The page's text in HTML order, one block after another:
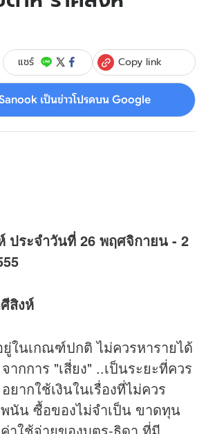
แชร์ Copy link
เป็นข่าวโปรดบน Google
ประจำวันที่ 26 พฤศจิกายน - 2
สิงห์
ยู่ในเกณฑ์ปกติ ไม่ควรหารายได้
ากการ "เสี่ยง" ..เป็นระยะที่ควร
ยากใช้เงินในเรื่องที่ไม่ควร
พนัน ซื้อของไม่จำเป็น ขาดทุน